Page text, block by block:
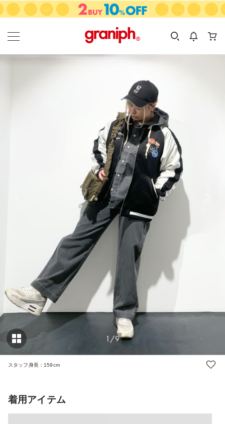
カテゴリーから探す
KIDS
カテゴリ
サイズ
1/9
スタッフ身長：159cm
着用アイテム